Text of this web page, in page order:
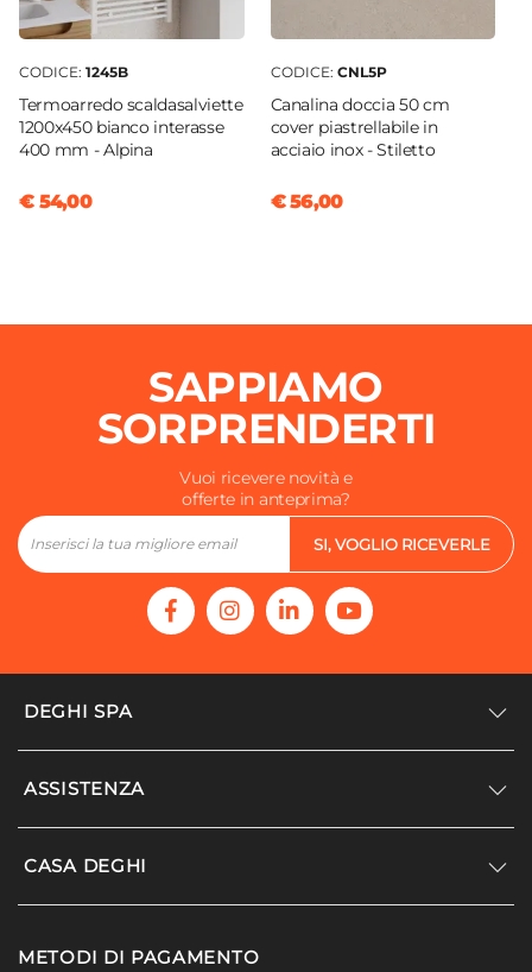
CODICE: 1245B
Termoarredo scaldasalviette
1200x450 bianco interasse
400 mm - Alpina
€ 54,00
CODICE: CNL5P
Canalina doccia 50 cm
cover piastrellabile in
acciaio inox - Stiletto
€ 56,00
SAPPIAMO
SORPRENDERTI
Vuoi ricevere novità e
offerte in anteprima?
SI, VOGLIO RICEVERLE
DEGHI SPA
Accedi/Registrati
Modello organizzativo e codice etico
ASSISTENZA
Supporto
Agevolazioni fiscali
CASA DEGHI
I nostri luoghi
METODI DI PAGAMENTO